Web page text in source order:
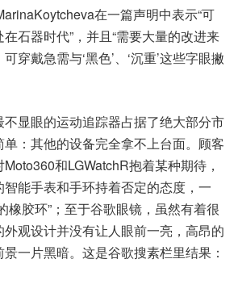
在一篇声明中表示“可
石器时代”，并且“需要大量的改进来
穿戴急需与‘黑色’、‘沉重’这些字眼撇
显眼的运动追踪器占据了绝大部分市
：其他的设备完全拿不上台面。顾客
和LGWatchR抱着某种期待，
能手表和手环持着否定的态度，一
橡胶环”；至于谷歌眼镜，虽然有着很
观设计并没有让人眼前一亮，高昂的
一片黑暗。这是谷歌搜素栏里结果：